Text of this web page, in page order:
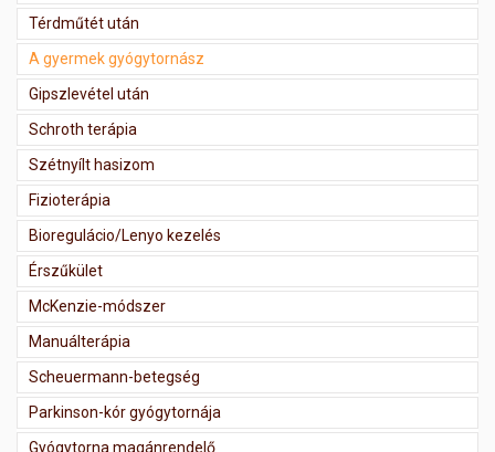
Térdműtét után
A gyermek gyógytornász
Gipszlevétel után
Schroth terápia
Szétnyílt hasizom
Fizioterápia
Bioregulácio/Lenyo kezelés
Érszűkület
McKenzie-módszer
Manuálterápia
Scheuermann-betegség
Parkinson-kór gyógytornája
Gyógytorna magánrendelő